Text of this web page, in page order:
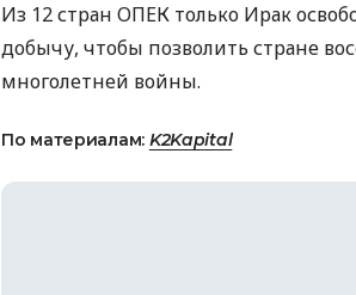
Из 12 стран ОПЕК только Ирак
добычу, чтобы позволить стране
многолетней войны.
По материалам: K2Kapital